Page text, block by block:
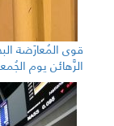
قوى المُعارَضة
الرَّهائن يوم الجُمعة